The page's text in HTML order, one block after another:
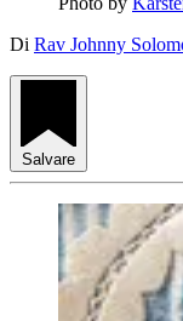
Di Rav Johnny
Salvare